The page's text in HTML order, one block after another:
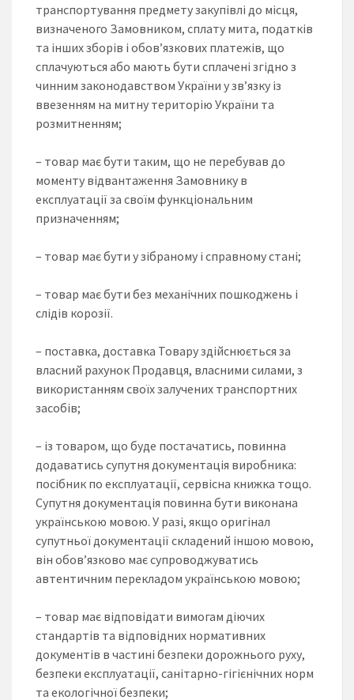
транспортування предмету закупівлі до місця,
визначеного Замовником, сплату мита, податків
та інших зборів і обов’язкових платежів, що
сплачуються або мають бути сплачені згідно з
чинним законодавством України у зв’язку із
ввезенням на митну територію України та
розмитненням;
– товар має бути таким, що не перебував до
моменту відвантаження Замовнику в
експлуатації за своїм функціональним
призначенням;
– товар має бути у зібраному і справному стані;
– товар має бути без механічних пошкоджень і
слідів корозії.
– поставка, доставка Товару здійснюється за
власний рахунок Продавця, власними силами, з
використанням своїх залучених транспортних
засобів;
– із товаром, що буде постачатись, повинна
додаватись супутня документація виробника:
посібник по експлуатації, сервісна книжка тощо.
Супутня документація повинна бути виконана
українською мовою. У разі, якщо оригінал
супутньої документації складений іншою мовою,
він обов’язково має супроводжуватись
автентичним перекладом українською мовою;
– товар має відповідати вимогам діючих
стандартів та відповідних нормативних
документів в частині безпеки дорожнього руху,
безпеки експлуатації, санітарно-гігієнічних норм
та екологічної безпеки;